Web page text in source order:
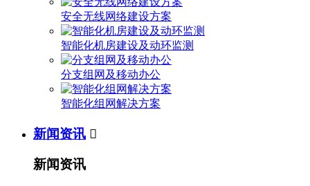
安全无线网络建设方案
智能化机房建设及动环监测
分支组网及移动办公
智能化组网解决方案
新闻资讯 
新闻资讯